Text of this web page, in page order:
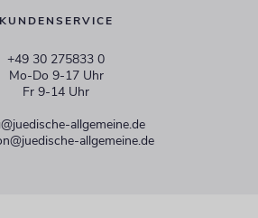
KUNDENSERVICE
+49 30 275833 0
Mo-Do 9-17 Uhr
Fr 9-14 Uhr
allgemeine.de
allgemeine.de